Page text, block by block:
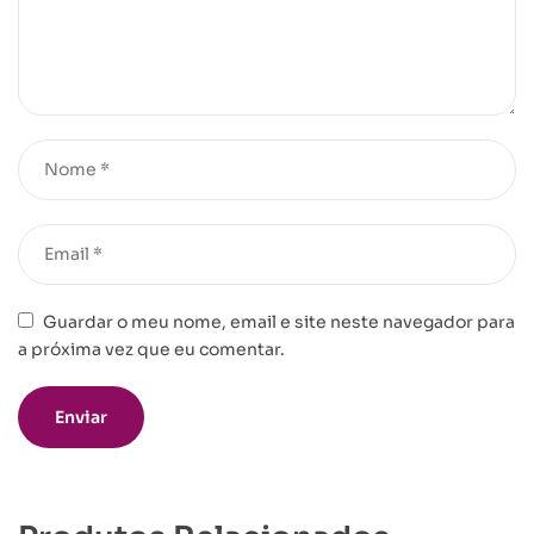
Guardar o meu nome, email e site neste navegador para
a próxima vez que eu comentar.